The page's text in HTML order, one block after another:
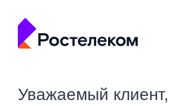
Уважаемый клиент,